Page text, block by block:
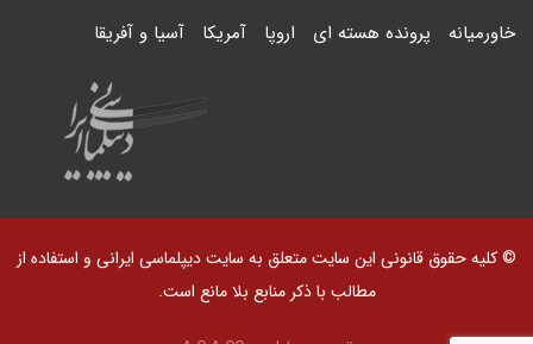
خاورمیانه پرونده هسته ای اروپا آمریکا آسیا و آفریقا
© کلیه حقوق قانونی این سایت متعلق به سایت دیپلماسی ایرانی و استفاده از
مطالب با ذکر منابع بلا مانع است.